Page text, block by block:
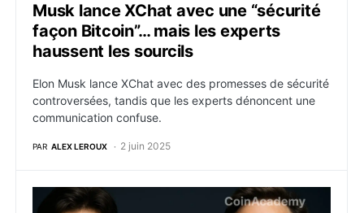
Musk lance XChat avec une “sécurité
façon Bitcoin”… mais les experts
haussent les sourcils
Elon Musk lance XChat avec des promesses de sécurité
controversées, tandis que les experts dénoncent une
communication confuse.
PAR ALEX LEROUX 2 juin 2025
Telegram s’allie à xAI : 300 millions de dollars et l’IA